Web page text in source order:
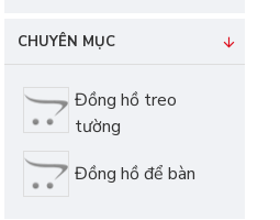
CHUYÊN MỤC
Đồng hồ treo
tường
Đồng hồ để bàn